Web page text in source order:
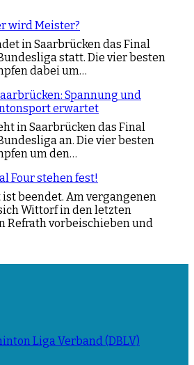
wird Meister?
in Saarbrücken das Final
statt. Die vier besten
dabei um…
Spannung und
erwartet
in Saarbrücken das Final
an. Die vier besten
um den…
Four stehen fest!
beendet. Am vergangenen
Wittorf in den letzten
Refrath vorbeischieben und
Liga Verband (DBLV)